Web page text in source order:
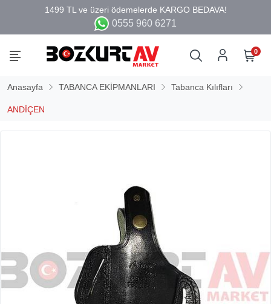
0555 960 6271
0
Anasayfa TABANCA EKİPMANLARI Tabanca Kılıfları
ANDİÇEN